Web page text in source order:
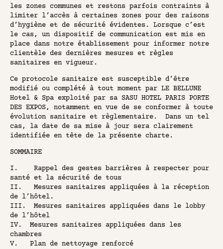
les zones communes et restons parfois contraints à
limiter l’accès à certaines zones pour des raisons
d’hygiène et de sécurité évidentes. Lorsque c’est
le cas, un dispositif de communication est mis en
place dans notre établissement pour informer notre
clientèle des dernières mesures et règles
sanitaires en vigueur.
Ce protocole sanitaire est susceptible d’être
modifié ou complété à tout moment par LE BELLUNE
Hotel & Spa exploité par sa SASU HOTEL PARIS PORTE
DES EXPOS, notamment en vue de se conformer à toute
évolution sanitaire et règlementaire. Dans un tel
cas, la date de sa mise à jour sera clairement
identifiée en tête de la présente charte.
SOMMAIRE
I. Rappel des gestes barrières à respecter pour
santé et la sécurité de tous
II. Mesures sanitaires appliquées à la réception
de l’hôtel.
III. Mesures sanitaires appliquées dans le lobby
de l’hôtel
IV. Mesures sanitaires appliquées dans les
chambres
V. Plan de nettoyage renforcé